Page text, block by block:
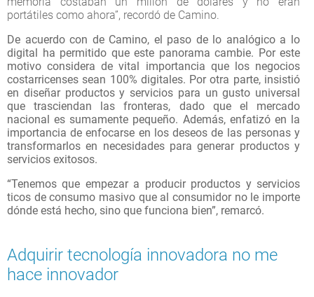
portátiles como ahora”, recordó de Camino.
De acuerdo con de Camino, el paso de lo analógico a lo
digital ha permitido que este panorama cambie. Por este
motivo considera de vital importancia que los negocios
costarricenses sean 100% digitales. Por otra parte, insistió
en diseñar productos y servicios para un gusto universal
que trasciendan las fronteras, dado que el mercado
nacional es sumamente pequeño. Además, enfatizó en la
importancia de enfocarse en los deseos de las personas y
transformarlos en necesidades para generar productos y
servicios exitosos.
“Tenemos que empezar a producir productos y servicios
ticos de consumo masivo que al consumidor no le importe
dónde está hecho, sino que funciona bien”, remarcó.
Adquirir tecnología innovadora no me
hace innovador